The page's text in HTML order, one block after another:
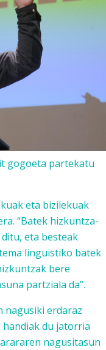
gogoeta partekatu
eta bizilekuak
“Batek hizkuntza-
eta besteak
linguistiko batek
bere
partziala da”.
nagusiki erdaraz
du jatorria
nagusitasun